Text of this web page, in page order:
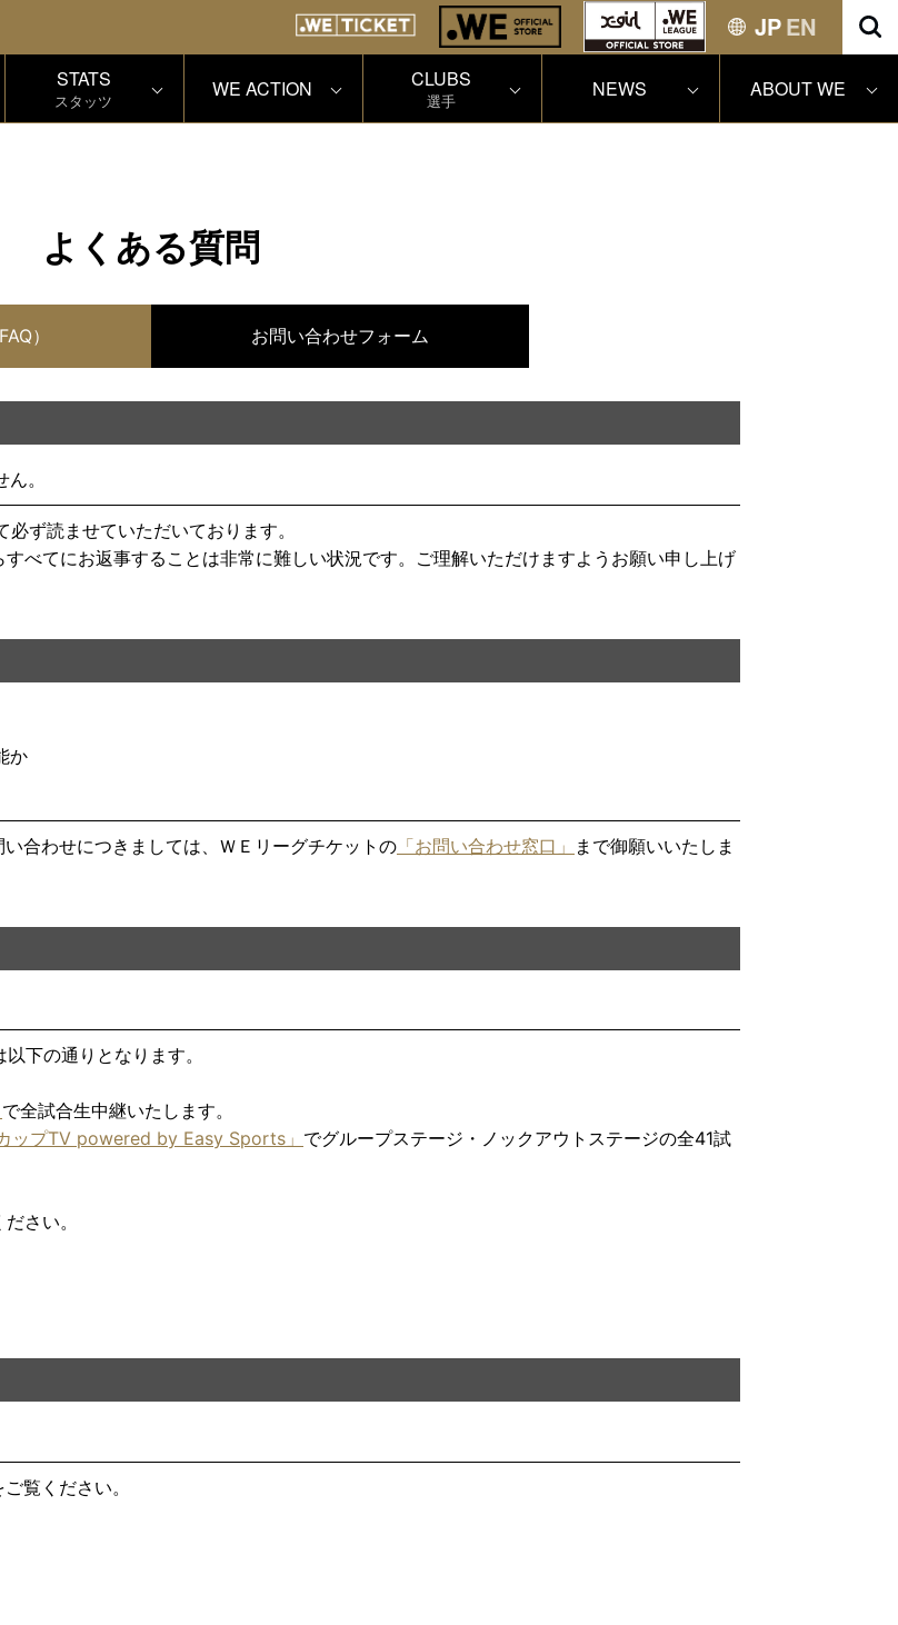
JPEN
STATS
スタッツ WE ACTION CLUBS
選手 NEWS ABOUT WE
よくある質問
） お問い合わせフォーム
。
ず読ませていただいております。
べてにお返事することは非常に難しい状況です。ご理解いただけますようお願い申し上げ
か
合わせにつきましては、ＷＥリーグチケットの 「お問い合わせ窓口」 まで御願いいたしま
下の通りとなります。
で全試合生中継いたします。
ップTV powered by Easy Sports」 でグループステージ・ノックアウトステージの全41試
さい。
ご覧ください。